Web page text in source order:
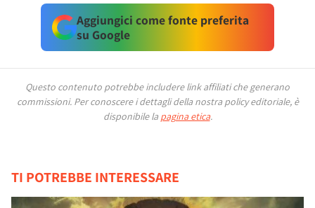
Aggiungici come fonte preferita
su Google
Questo contenuto potrebbe includere link affiliati che generano
commissioni. Per conoscere i dettagli della nostra policy editoriale, è
disponibile la pagina etica.
TI POTREBBE INTERESSARE